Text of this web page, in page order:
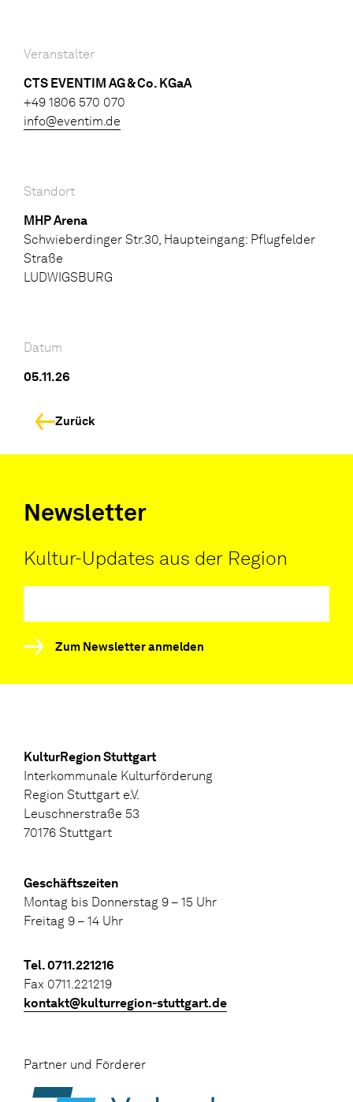
Veranstalter
CTS EVENTIM AG & Co. KGaA
+49 1806 570 070
info@eventim.de
Standort
MHP Arena
Schwieberdinger Str.30, Haupteingang: Pflugfelder
Straße
LUDWIGSBURG
Datum
05.11.26
Zurück
Newsletter
Kultur-Updates aus der Region
Zum Newsletter anmelden
KulturRegion Stuttgart
Interkommunale Kulturförderung
Region Stuttgart e.V.
Leuschnerstraße 53
70176 Stuttgart
Geschäftszeiten
Montag bis Donnerstag 9 – 15 Uhr
Freitag 9 – 14 Uhr
Tel. 0711.221216
Fax 0711.221219
kontakt@kulturregion-stuttgart.de
Partner und Förderer